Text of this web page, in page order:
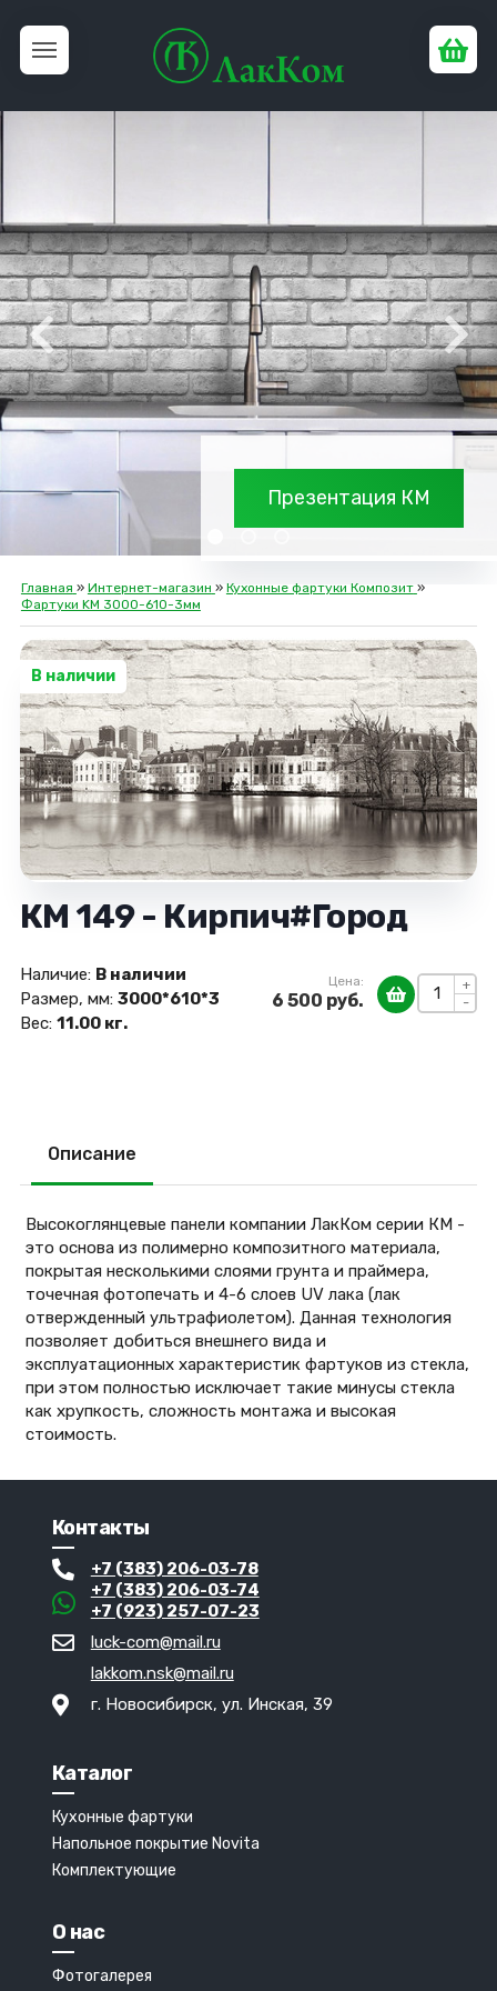
Презентация КМ
Главная » Интернет-магазин » Кухонные фартуки Композит »
Фартуки KM 3000-610-3мм
В наличии
КМ 149 - Кирпич#Город
+
-
Цена:
6 500 руб.
Наличие: В наличии
Размер, мм: 3000*610*3
Вес: 11.00 кг.
Описание
Высокоглянцевые панели компании ЛакКом серии КМ -
это основа из полимерно композитного материала,
покрытая несколькими слоями грунта и праймера,
точечная фотопечать и 4-6 слоев UV лака (лак
отвержденный ультрафиолетом). Данная технология
позволяет добиться внешнего вида и
эксплуатационных характеристик фартуков из стекла,
при этом полностью исключает такие минусы стекла
как хрупкость, сложность монтажа и высокая
стоимость.
Контакты
+7 (383) 206-03-78
+7 (383) 206-03-74
+7 (923) 257-07-23
luck-com@mail.ru
lakkom.nsk@mail.ru
г. Новосибирск, ул. Инская, 39
Каталог
Кухонные фартуки
Напольное покрытие Novita
Комплектующие
О нас
Фотогалерея